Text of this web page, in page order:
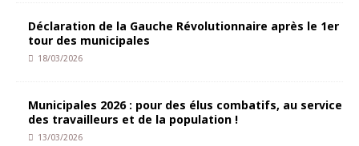
Déclaration de la Gauche Révolutionnaire après le 1er
tour des municipales
18/03/2026
Municipales 2026 : pour des élus combatifs, au service
des travailleurs et de la population !
13/03/2026